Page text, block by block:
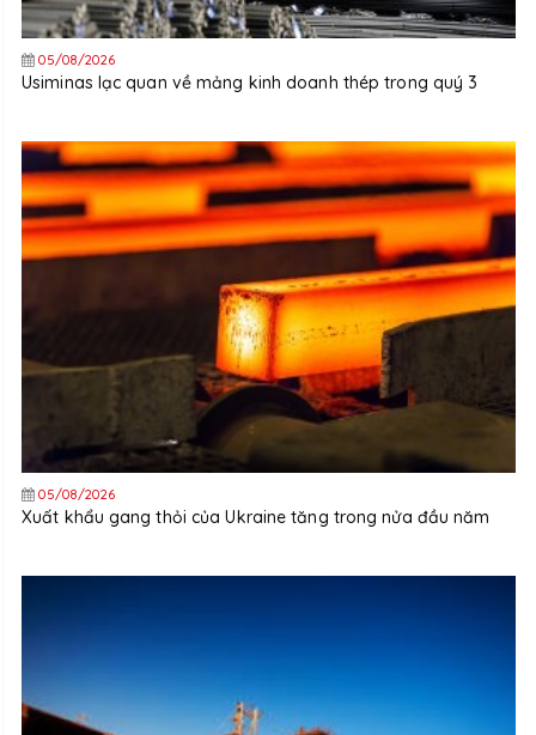
05/08/2026
Usiminas lạc quan về mảng kinh doanh thép trong quý 3
05/08/2026
Xuất khẩu gang thỏi của Ukraine tăng trong nửa đầu năm